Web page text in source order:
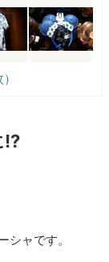
!?
ャです。